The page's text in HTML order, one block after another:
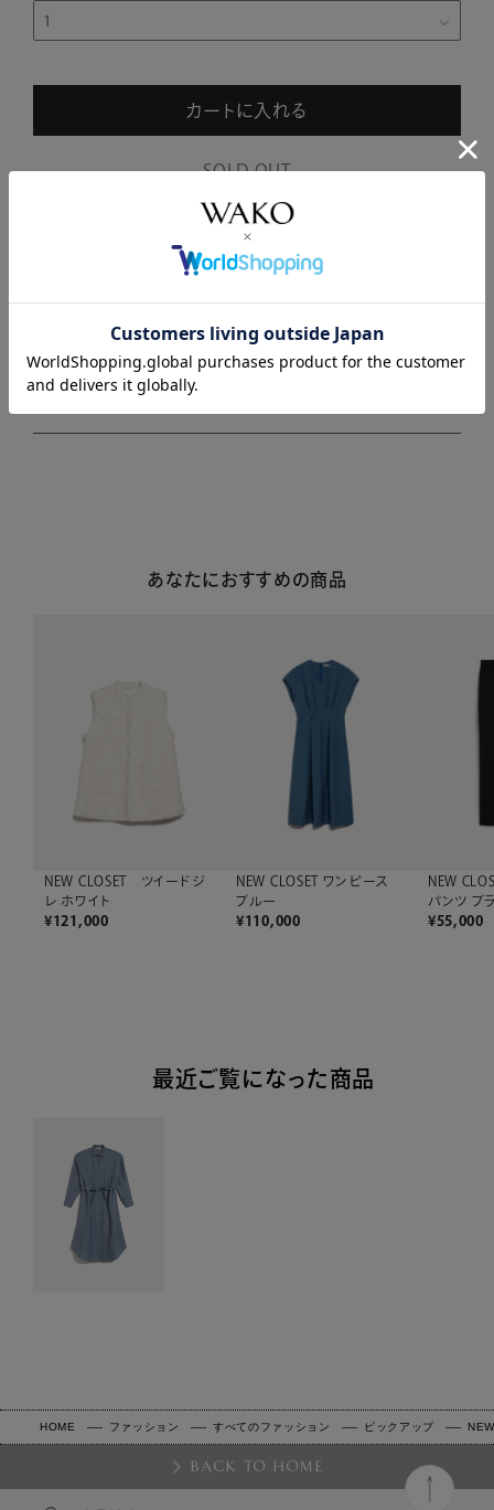
カートに入れる
SOLD OUT
商品詳細
あなたにおすすめの商品
NEW CLOSET ツイードジ
レ ホワイト
¥121,000
NEW CLOSET ワンピース
ブルー
¥110,000
NEW
パンツ ブ
¥55,000
最近ご覧になった商品
HOME ファッション すべてのファッション ピックアップ
BACK TO HOME